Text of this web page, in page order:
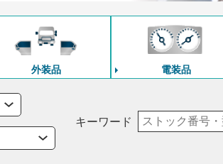
外装品 電装品
キーワード